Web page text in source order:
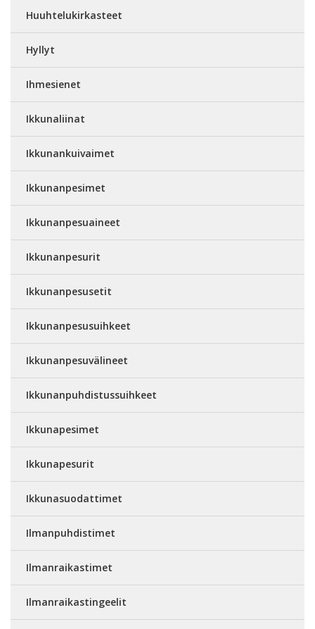
Huuhtelukirkasteet
Hyllyt
Ihmesienet
Ikkunaliinat
Ikkunankuivaimet
Ikkunanpesimet
Ikkunanpesuaineet
Ikkunanpesurit
Ikkunanpesusetit
Ikkunanpesusuihkeet
Ikkunanpesuvälineet
Ikkunanpuhdistussuihkeet
Ikkunapesimet
Ikkunapesurit
Ikkunasuodattimet
Ilmanpuhdistimet
Ilmanraikastimet
Ilmanraikastingeelit